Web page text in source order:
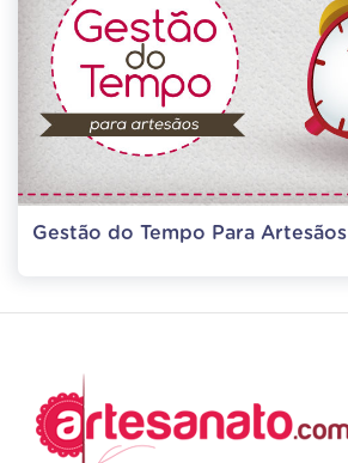
Gestão do Tempo Para Artesãos